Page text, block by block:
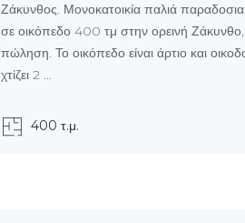
Ζάκυνθος. Μονοκατοικία παλιά
σε οικόπεδο 400 τμ στην ορεινή
πώληση. Το οικόπεδο είναι άρτιο και
χτίζει 2 ...
400 τ.μ.